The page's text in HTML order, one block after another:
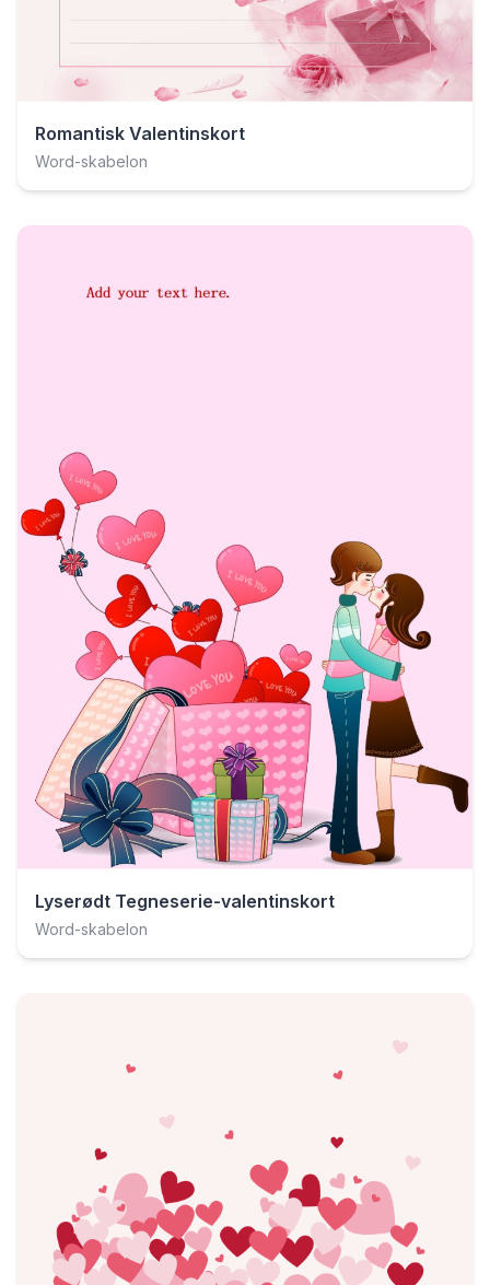
Romantisk Valentinskort
Word-skabelon
Lyserødt Tegneserie-valentinskort
Word-skabelon